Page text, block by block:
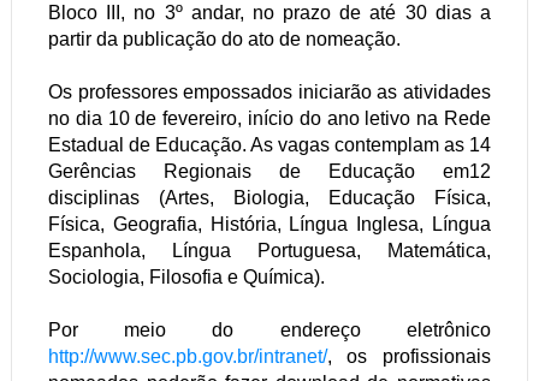
Bloco III, no 3º andar, no prazo de até 30 dias a
partir da publicação do ato de nomeação.
Os professores empossados iniciarão as atividades
no dia 10 de fevereiro, início do ano letivo na Rede
Estadual de Educação. As vagas contemplam as 14
Gerências Regionais de Educação em12
disciplinas (Artes, Biologia, Educação Física,
Física, Geografia, História, Língua Inglesa, Língua
Espanhola, Língua Portuguesa, Matemática,
Sociologia, Filosofia e Química).
Por meio do endereço eletrônico
http://www.sec.pb.gov.br/intranet/, os profissionais